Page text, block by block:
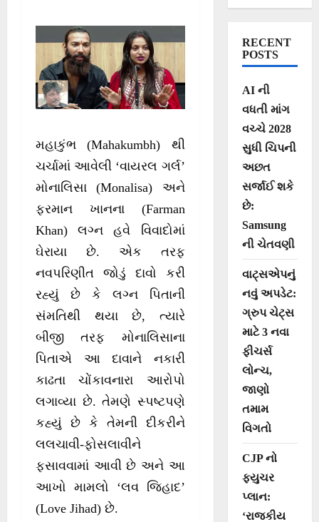
જિહાદનો આરોપ
મહાકુંભ (Mahakumbh) થી
ચર્ચામાં આવેલી ‘વાયરલ ગર્લ’
મોનાલિસા (Monalisa) અને
ફરમાન ખાનના (Farman
Khan) લગ્ન હવે વિવાદોમાં
ઘેરાયા છે. એક તરફ
નવપરિણીત જોડું દાવો કરી
રહ્યું છે કે લગ્ન પિતાની
સંમતિથી થયા છે, ત્યારે
બીજી તરફ મોનાલિસાના
પિતાએ આ દાવાને નકારી
કાઢતા ચોંકાવનારા આરોપો
લગાવ્યા છે. તેમણે સ્પષ્ટપણે
કહ્યું છે કે તેમની દીકરીને
લલચાવી-ફોસલાવીને
ફસાવવામાં આવી છે અને આ
આખો મામલો ‘લવ જિહાદ’
(Love Jihad) છે.
RECENT
POSTS
AI ની
વધતી માંગ
વચ્ચે 2028
સુધી ચિપની
અછત
સર્જાઈ શકે
છે:
Samsung
ની ચેતવણી
વાટ્સએપનું
નવું અપડેટ:
ગ્રુપ ચેટ્સ
માટે 3 નવા
ફીચર્સ
લોન્ચ,
જાણો
તમામ
વિગતો
CJP નો
ફ્યુચર
પ્લાન:
‘રાજકીય